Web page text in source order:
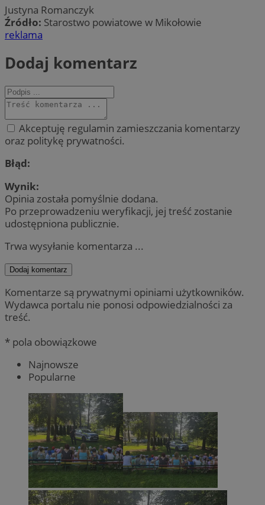
Justyna Romanczyk
Źródło: Starostwo powiatowe w Mikołowie
reklama
Dodaj komentarz
Akceptuję regulamin zamieszczania komentarzy
oraz politykę prywatności.
Błąd:
Wynik:
Opinia została pomyślnie dodana.
Po przeprowadzeniu weryfikacji, jej treść zostanie
udostępniona publicznie.
Trwa wysyłanie komentarza ...
Dodaj komentarz
Komentarze są prywatnymi opiniami użytkowników.
Wydawca portalu nie ponosi odpowiedzialności za
treść.
* pola obowiązkowe
Najnowsze
Popularne